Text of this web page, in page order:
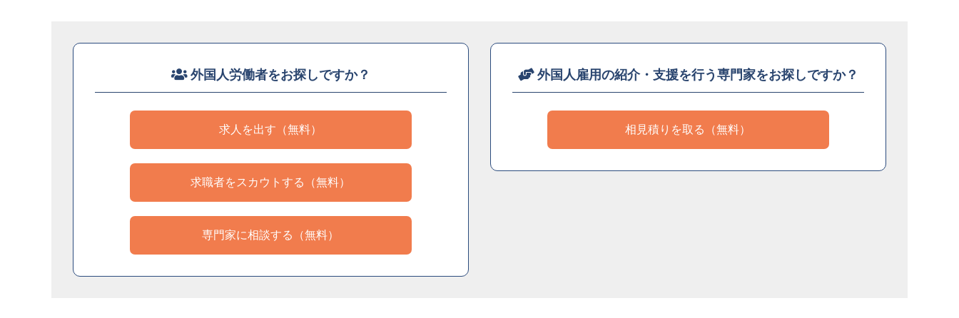
外国人労働者をお探しですか？
求人を出す（無料）
求職者をスカウトする（無料）
専門家に相談する（無料）
外国人雇用の紹介・支援を行う専門家をお探しですか？
相見積りを取る（無料）